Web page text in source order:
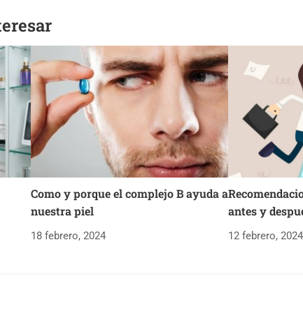
Como y porque el complejo B ayuda a
nuestra piel
18 febrero, 2024
antes y
12 febrero, 2024